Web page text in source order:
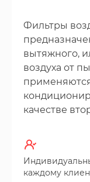
Фильтры
вытяжного,
воздуха от
качестве
каждому